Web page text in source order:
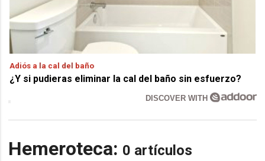
Adiós a la cal del baño
¿Y si pudieras eliminar la cal del baño sin esfuerzo?
DISCOVER WITH
Hemeroteca: 0 artículos